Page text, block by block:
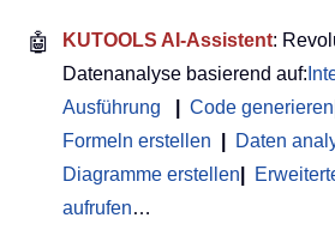
🤖 KUTOOLS AI-Assistent:
Datenanalyse basierend auf:
Ausführung
Code generieren
Formeln erstellen
Daten
Diagramme erstellen
aufrufen…